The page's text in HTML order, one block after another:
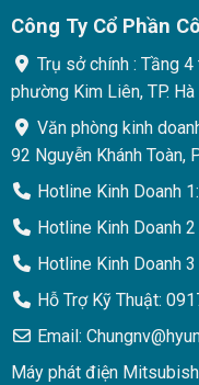
Công Ty Cổ Phần
Trụ sở chính : Tầng
phường Kim Liên, TP.
Văn phòng kinh
92 Nguyễn Khánh Toàn,
Hotline Kinh Doanh
Hotline Kinh Doanh
Hotline Kinh Doanh
Hỗ Trợ Kỹ Thuật:
Email:
Máy phát điện